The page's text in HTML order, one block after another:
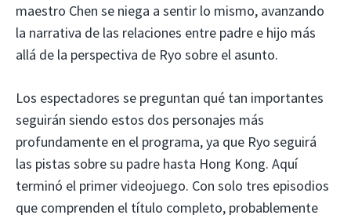
maestro Chen se niega a sentir lo mismo, avanzando
la narrativa de las relaciones entre padre e hijo más
allá de la perspectiva de Ryo sobre el asunto.
Los espectadores se preguntan qué tan importantes
seguirán siendo estos dos personajes más
profundamente en el programa, ya que Ryo seguirá
las pistas sobre su padre hasta Hong Kong. Aquí
terminó el primer videojuego. Con solo tres episodios
que comprenden el título completo, probablemente